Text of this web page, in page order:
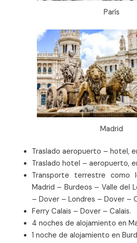
París
Madrid
Traslado aeropuerto – hotel,
Traslado hotel – aeropuerto,
Transporte terrestre como
Madrid – Burdeos – Valle del
– Dover – Londres – Dover –
Ferry Calais – Dover – Calais.
4 noches de alojamiento en
1 noche de alojamiento en